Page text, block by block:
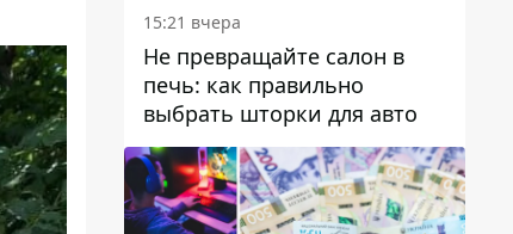
15:21 вчера
Не превращайте салон в
печь: как правильно
выбрать шторки для авто